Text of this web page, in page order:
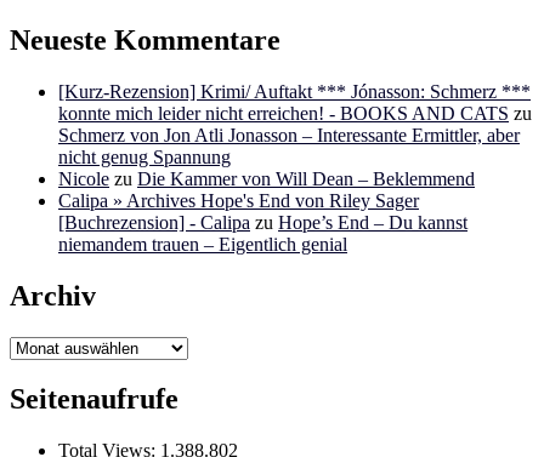
Neueste Kommentare
[Kurz-Rezension] Krimi/ Auftakt *** Jónasson: Schmerz ***
konnte mich leider nicht erreichen! - BOOKS AND CATS zu
Schmerz von Jon Atli Jonasson – Interessante Ermittler, aber
nicht genug Spannung
Nicole zu Die Kammer von Will Dean – Beklemmend
Calipa » Archives Hope's End von Riley Sager
[Buchrezension] - Calipa zu Hope’s End – Du kannst
niemandem trauen – Eigentlich genial
Archiv
Archiv
Seitenaufrufe
Total Views: 1.388.802